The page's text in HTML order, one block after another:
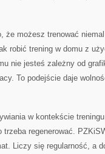
że możesz trenować
robić trening w domu z
nie jesteś zależny od
To podejście daje
w kontekście
trzeba regenerować.
Liczy się regularność, a